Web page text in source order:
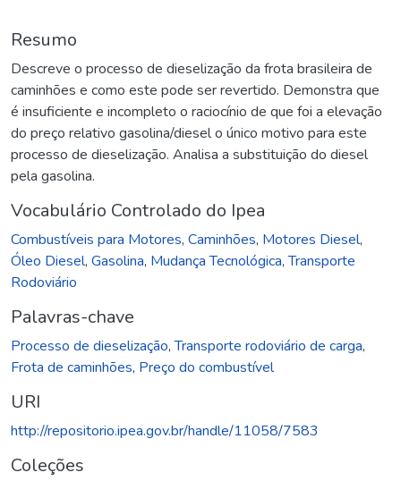
Resumo
Descreve o processo de dieselização da frota brasileira de
caminhões e como este pode ser revertido. Demonstra que
é insuficiente e incompleto o raciocínio de que foi a elevação
do preço relativo gasolina/diesel o único motivo para este
processo de dieselização. Analisa a substituição do diesel
pela gasolina.
Vocabulário Controlado do Ipea
Combustíveis para Motores, Caminhões, Motores Diesel,
Óleo Diesel, Gasolina, Mudança Tecnológica,Transporte
Rodoviário
Palavras-chave
Processo de dieselização,Transporte rodoviário de carga,
Frota de caminhões, Preço do combustível
URI
http://repositorio.ipea.gov.br/handle/11058/7583
Coleções